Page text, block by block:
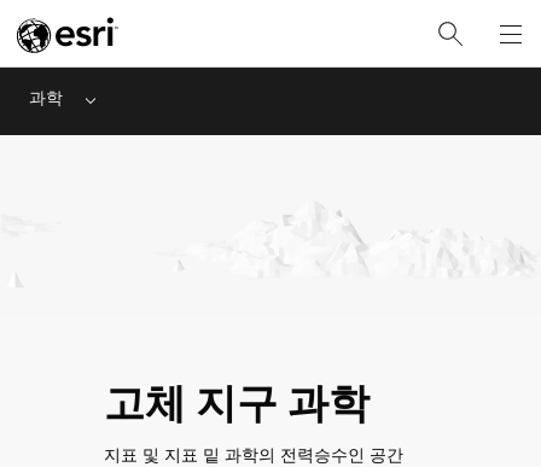
과학 Menu
고체 지구 과학
지표 및 지표 밑 과학의 전력승수인 공간